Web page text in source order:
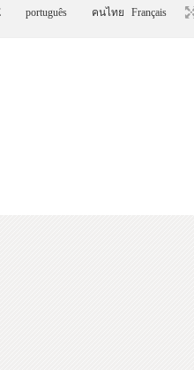
português คนไทย
Français